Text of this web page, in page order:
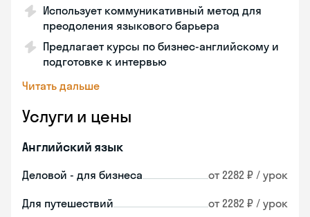
Использует коммуникативный метод для
преодоления языкового барьера
Предлагает курсы по бизнес-английскому и
подготовке к интервью
Читать дальше
Услуги и цены
Английский язык
Деловой - для бизнеса от 2282 ₽ / урок
Для путешествий от 2282 ₽ / урок